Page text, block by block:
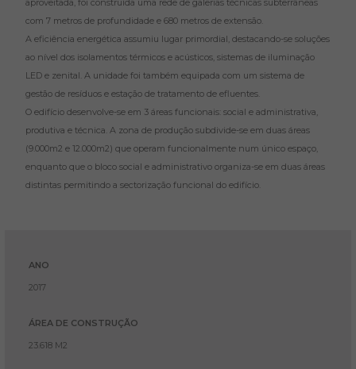
aproveitada, foi construída uma rede de galerias técnicas subterrâneas
com 7 metros de profundidade e 680 metros de extensão.
A eficiência energética assumiu lugar primordial, destacando-se soluções
ao nível dos isolamentos térmicos e acústicos, sistemas de iluminação
LED e zenital. A unidade foi também equipada com um sistema de
gestão de resíduos e estação de tratamento de efluentes.
O edifício desenvolve-se em 3 áreas funcionais: social e administrativa,
produtiva e técnica. A zona de produção subdivide-se em duas áreas
(9.000m2 e 12.000m2) que operam funcionalmente num único espaço,
enquanto que o bloco social e administrativo organiza-se em duas áreas
distintas permitindo a sectorização funcional do edifício.
ANO
2017
ÁREA DE CONSTRUÇÃO
23.618 M2